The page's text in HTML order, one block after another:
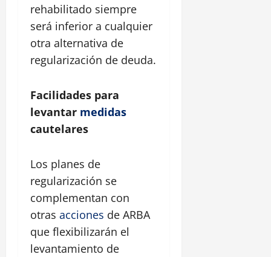
rehabilitado siempre
será inferior a cualquier
otra alternativa de
regularización de deuda.
Facilidades para
levantar medidas
cautelares
Los planes de
regularización se
complementan con
otras acciones de ARBA
que flexibilizarán el
levantamiento de